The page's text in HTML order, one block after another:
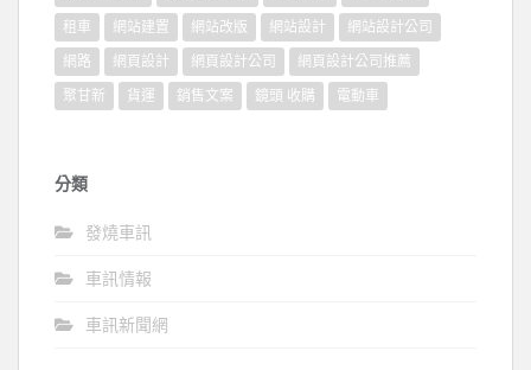
租車
網站建置 網站改版 網站設計
網站設計公司
網路
網頁設計 網頁設計公司
網頁設計公司推薦
聚甘新
貨運 銷售文案 鏡頭 收購 電動車
分類
發燒車訊
車訊情報
車訊新聞網